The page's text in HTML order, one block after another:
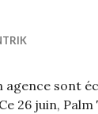
sont
26 juin, Palm